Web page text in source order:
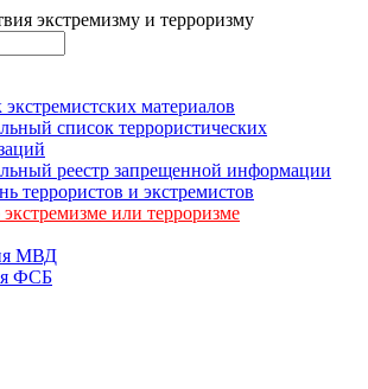
экстремизму и терроризму
материалов
список террористических
реестр запрещенной информации
террористов и экстремистов
или терроризме
МВД
ФСБ